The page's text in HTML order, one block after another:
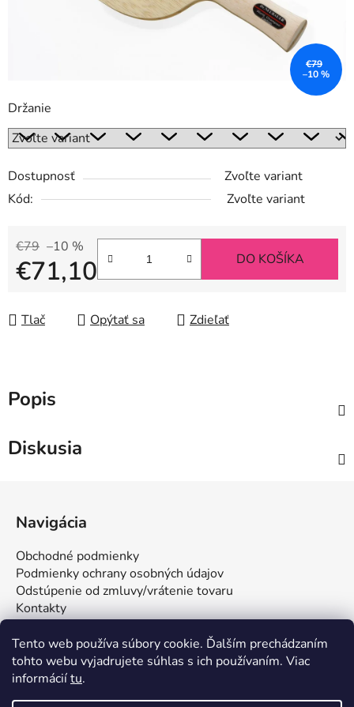
Tento web používa súbory cookie. Ďalším prechádzaním
tohto webu vyjadrujete súhlas s ich používaním. Viac
informáciítu.
Držanie
Dostupnosť
Zvoľte variant
Kód:
Zvoľte variant
€79 –10 %
€71,10 DO KOŠÍKA
Tlač Opýtať sa Zdieľať
€79
–10 %
Popis
Diskusia
e
Navigácia
Obchodné podmienky
Podmienky ochrany osobných údajov
Odstúpenie od zmluvy/vrátenie tovaru
Kontakty